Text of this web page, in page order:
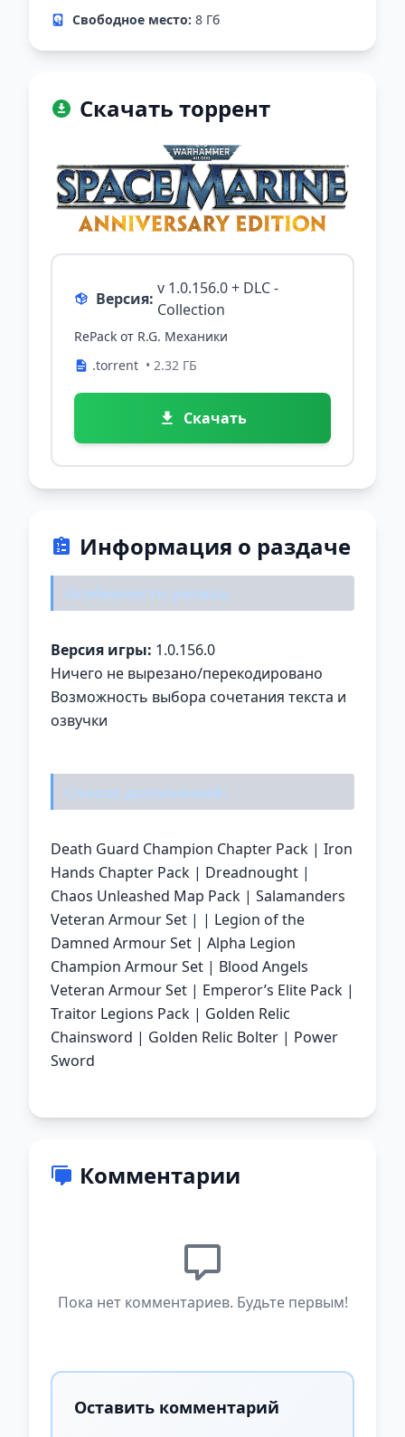
Свободное место: 8 Гб
Скачать торрент
Версия:
v 1.0.156.0 + DLC -
Collection
RePack от R.G. Механики
.torrent • 2.32 ГБ
Скачать
Информация о раздаче
Особенности репака:
Версия игры: 1.0.156.0
Ничего не вырезано/перекодировано
Возможность выбора сочетания текста и
озвучки
Список дополнений:
Death Guard Champion Chapter Pack | Iron
Hands Chapter Pack | Dreadnought |
Chaos Unleashed Map Pack | Salamanders
Veteran Armour Set | | Legion of the
Damned Armour Set | Alpha Legion
Champion Armour Set | Blood Angels
Veteran Armour Set | Emperor’s Elite Pack |
Traitor Legions Pack | Golden Relic
Chainsword | Golden Relic Bolter | Power
Sword
Комментарии
Пока нет комментариев. Будьте первым!
Оставить комментарий